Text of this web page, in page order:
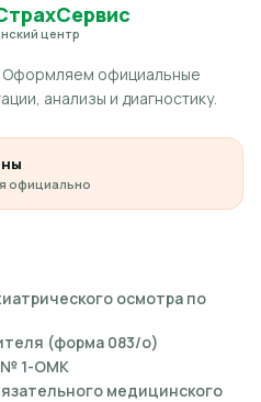
центр
Оформляем официальные
анализы и диагностику.
официально
осмотра по
(форма 083/о)
№ 1-ОМК
медицинского